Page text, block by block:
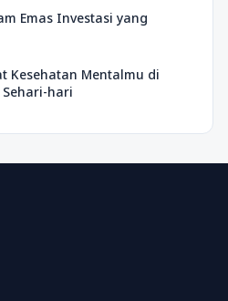
Emas Investasi yang
Kesehatan Mentalmu di
hari